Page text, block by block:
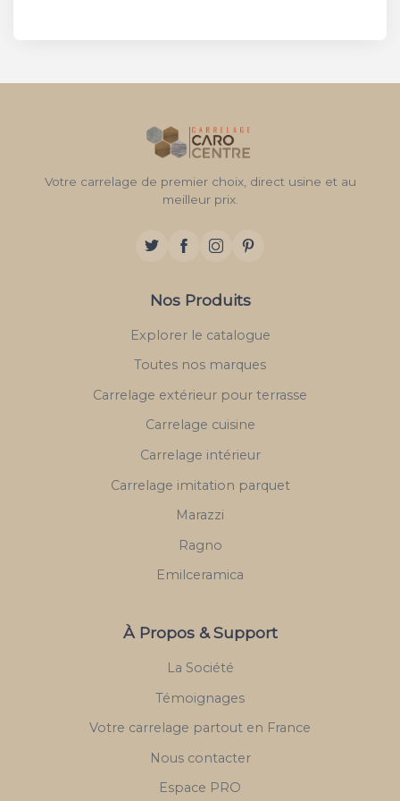
Votre carrelage de premier choix, direct usine et au
meilleur prix.
Nos Produits
Explorer le catalogue
Toutes nos marques
Carrelage extérieur pour terrasse
Carrelage cuisine
Carrelage intérieur
Carrelage imitation parquet
Marazzi
Ragno
Emilceramica
À Propos & Support
La Société
Témoignages
Votre carrelage partout en France
Nous contacter
Espace PRO